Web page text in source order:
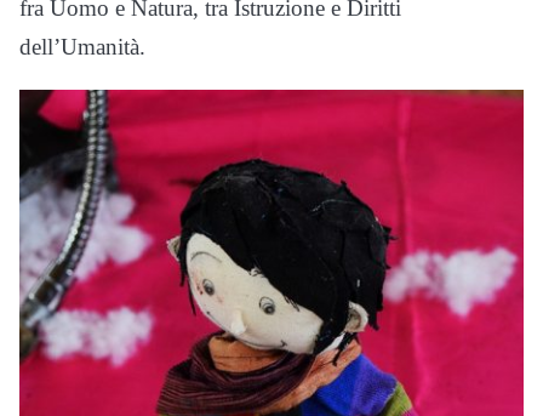
fra Uomo e Natura, tra Istruzione e Diritti
dell’Umanità.